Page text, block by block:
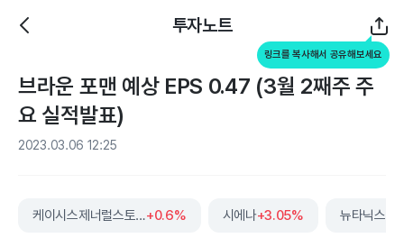
투자노트
링크를 복사해서 공유해보세요
브라운 포맨 예상 EPS 0.47 (3월 2째주 주
요 실적발표)
2023.03.06 12:25
케이시스제너럴스토어스+0.6% 시에나+3.05% 뉴타닉스